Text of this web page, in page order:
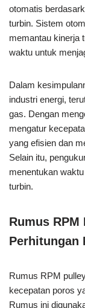
otomatis
turbin. Sistem
memantau kinerja
waktu untuk
Dalam
industri energi,
gas. Dengan
mengatur
yang efisien dan
Selain itu,
menentukan
turbin.
Rumus
Perhitungan
Rumus RPM
kecepatan poros
Rumus ini